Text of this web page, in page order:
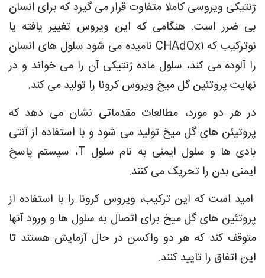
ژنتیکی ویروسی کاملا متفاوت قرار می گیرد که برای انسان
بی ضرر است. هنگامی که این ویروس تغییر یافته یا
نوترکیب که CHAdOx۱ نامیده می شود سلول های انسان
را آلوده می کند، سلول ماده ژنتیکی آن را می خواند و در
نهایت پروتئین گل میخ ویروس کرونا را تولید می کند.
در هر دو مورد، مطالعات مقدماتی نشان می دهد که
پروتیئن های گل میخ تولید می شود و با استفاده از آنتی
بادی ها و سلول ایمنی به نام سلول T، سیستم پاسخ
ایمنی بدن را تحریک می کنند.
امید است که این ترکیب، ویروس کرونا را با استفاده از
پروتئین های گل میخ برای اتصال به سلول ها و ورود آنها
متوقف کند که هر دو واکسن در حال آزمایش هستند تا
این اتفاق را تایید کنند.